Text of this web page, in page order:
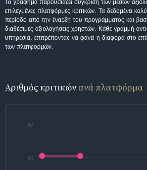
Το γράφημα παρουσιάζει σύγκριση των μέσων
επιλεγμένες πλατφόρμες κριτικών. Τα δεδομένα
περίοδο από την έναρξη του προγράμματος και
διαθέσιμες αξιολογήσεις χρηστών. Κάθε γραμμή
υπηρεσία, επιτρέποντας να φανεί η διαφορά στο
των πλατφορμών.
Αριθμός κριτικών ανά πλατφόρμα
60
80